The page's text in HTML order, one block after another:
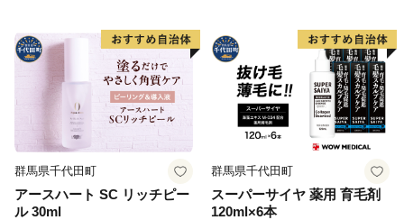
群馬県千代田町
アースハート SC リッチピー
ル 30ml
群馬県千代田町
スーパーサイヤ 薬用 育毛剤
120ml×6本